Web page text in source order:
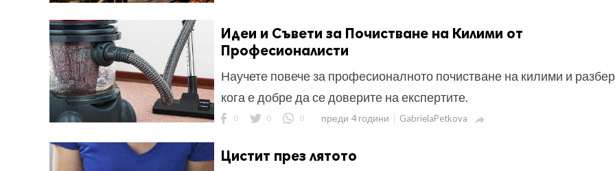
Идеи и Съвети за Почистване на Килими от
Професионалисти
Научете повече за професионалното почистване на килими и
кога е добре да се доверите на експертите.
0 0 0 преди 4 години GabrielaPetkova 
Цистит през лятото